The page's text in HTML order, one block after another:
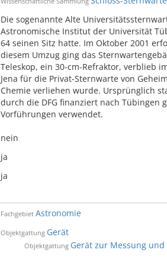
Die sogenannte Alte
Astronomische Institut der Universität
64 seinen Sitz hatte. Im Oktober 2001
diesem Umzug ging das
Teleskop, ein 30-cm-Refraktor, verblieb
Jena für die Privat-Sternwarte von
Chemie verliehen wurde. Ursprünglich
durch die DFG finanziert nach
Vorführungen verwendet.
nein
ja
ja
Fachgebiet Astronomie
Objektgattung Gerät
Objektgattung Gerät zur Messung